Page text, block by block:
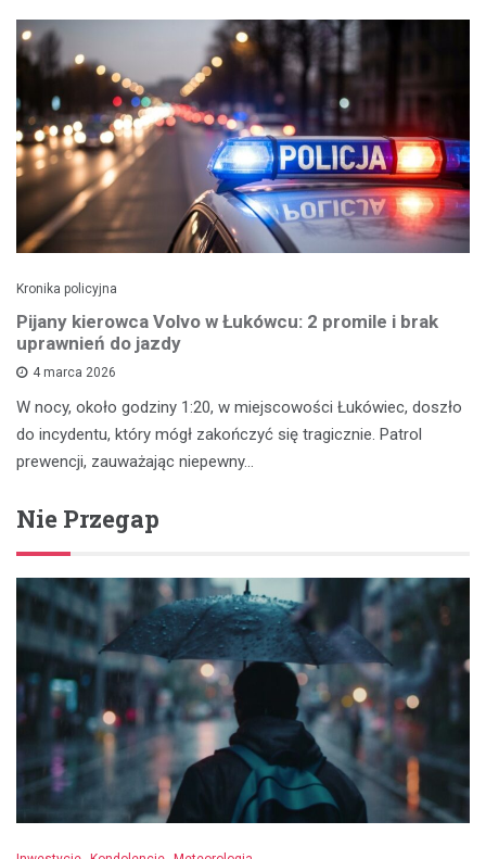
Kronika policyjna
Pijany kierowca Volvo w Łukówcu: 2 promile i brak
uprawnień do jazdy
4 marca 2026
W nocy, około godziny 1:20, w miejscowości Łukówiec, doszło
do incydentu, który mógł zakończyć się tragicznie. Patrol
prewencji, zauważając niepewny…
Nie Przegap